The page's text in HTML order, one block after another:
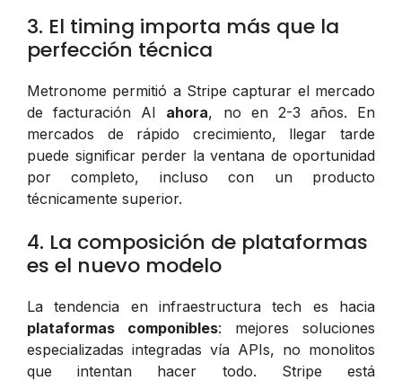
3. El timing importa más que la
perfección técnica
Metronome permitió a Stripe capturar el mercado
de facturación AI ahora, no en 2-3 años. En
mercados de rápido crecimiento, llegar tarde
puede significar perder la ventana de oportunidad
por completo, incluso con un producto
técnicamente superior.
4. La composición de plataformas
es el nuevo modelo
La tendencia en infraestructura tech es hacia
plataformas componibles: mejores soluciones
especializadas integradas vía APIs, no monolitos
que intentan hacer todo. Stripe está